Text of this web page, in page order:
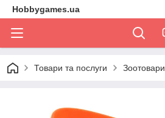
Hobbygames.ua
Товари та послуги Зоотовари